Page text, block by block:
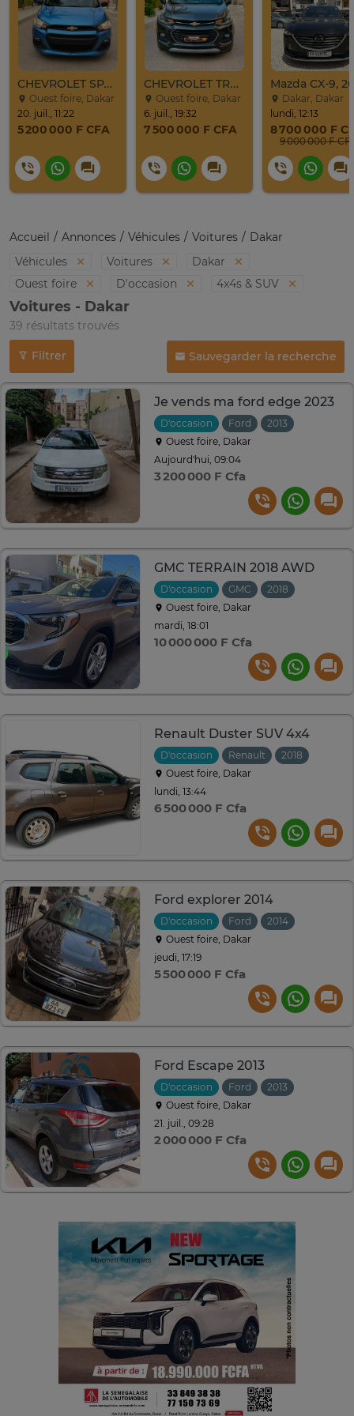
CHEVROLET SPARK 2017
Ouest foire, Dakar
20. juil., 11:22
5 200 000 F CFA
CHEVROLET TRAX LT 2017
Ouest foire, Dakar
6. juil., 19:32
7 500 000 F CFA
Mazda CX-9,
Dakar, Dakar
lundi, 12:13
8 700 000 F
9 000 000 F
Accueil Annonces Véhicules Voitures
Dakar
Véhicules
Voitures
Dakar
Ouest foire
D'occasion 4x4s & SUV
Voitures - Dakar
39 résultats trouvés
Filtrer Sauvegarder la recherche
Je vends ma ford edge 2023
D'occasion Ford 2013
Ouest foire, Dakar
Aujourd'hui, 09:04
3 200 000 F Cfa
GMC TERRAIN 2018 AWD
D'occasion GMC
2018
Ouest foire, Dakar
mardi, 18:01
10 000 000 F Cfa
Renault Duster SUV 4x4
D'occasion Renault 2018
Ouest foire, Dakar
lundi, 13:44
6 500 000 F Cfa
Ford explorer 2014
D'occasion Ford 2014
Ouest foire, Dakar
jeudi, 17:19
5 500 000 F Cfa
Ford Escape 2013
D'occasion Ford 2013
Ouest foire, Dakar
21. juil., 09:28
2 000 000 F Cfa